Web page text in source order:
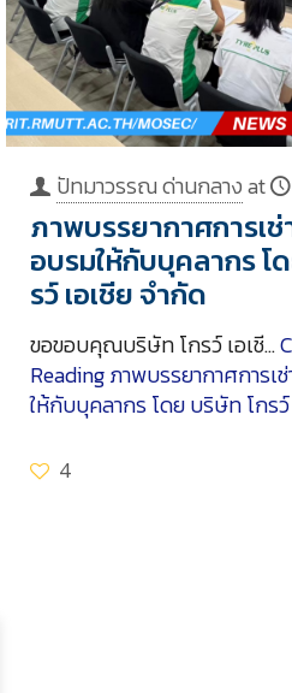
ปัทมาวรรณ ด่านกลางat
ภาพบรรยากาศการเ
อบรมให้กับบุคลากร โ
รว์ เอเชีย จำกัด
ขอขอบคุณบริษัท โกรว์ เอเชี…
Readingภาพบรรยากาศการเ
ให้กับบุคลากร โดย บริษัท โกรว์
4